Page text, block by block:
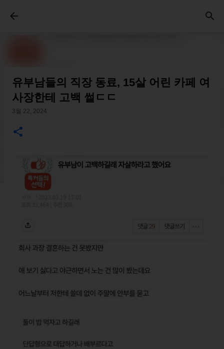
유부남들의 직장 동료, 15살 어린 카페 여
사장한테 고백 썰ㄷㄷ
3월 22, 2024